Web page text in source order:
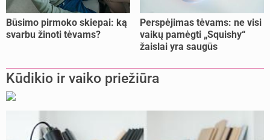
Būsimo pirmoko skiepai: ką
svarbu žinoti tėvams?
Perspėjimas tėvams: ne visi
vaikų pamėgti „Squishy“
žaislai yra saugūs
Kūdikio ir vaiko priežiūra